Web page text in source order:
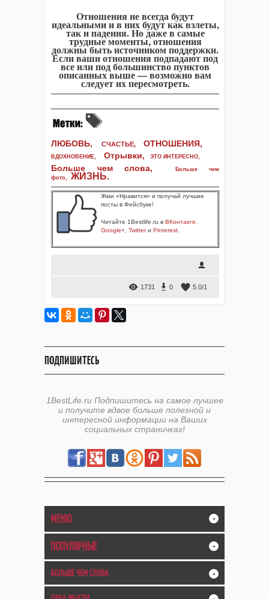
Отношения не всегда будут
идеальными и в них будут как взлеты,
так и падения. Но даже в самые
трудные моменты, отношения
должны быть источником поддержки.
Если ваши отношения подпадают под
все или под большинство пунктов
описанных выше — возможно вам
следует их пересмотреть.
ЛЮБОВЬ, СЧАСТЬЕ, ОТНОШЕНИЯ,
ВДОХНОВЕНИЕ, Отрывки, ЭТО ИНТЕРЕСНО,
Больше чем слова,
Больше чем
фото, ЖИЗНЬ.
Жми «Нравится» и получай лучшие
посты в Фейсбуке!
Читайте 1Bestlife.ru в ВКонтакте
Google+ Twitterи Pinterest
1731 0 5.0/1
ПОДПИШИТЕСЬ
1BestLife.ru Подпишитесь на самое лучшее
и получите вдвое больше полезной и
интересной информации на Ваших
социальных страничках!
МЕНЮ +
ПОПУЛЯРНЫЕ +
БОЛЬШЕ ЧЕМ СЛОВА +